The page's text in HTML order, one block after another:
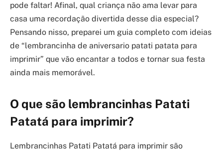
pode faltar! Afinal, qual criança não ama levar para
casa uma recordação divertida desse dia especial?
Pensando nisso, preparei um guia completo com ideias
de “lembrancinha de aniversario patati patata para
imprimir” que vão encantar a todos e tornar sua festa
ainda mais memorável.
O que são lembrancinhas Patati
Patatá para imprimir?
Lembrancinhas Patati Patatá para imprimir são